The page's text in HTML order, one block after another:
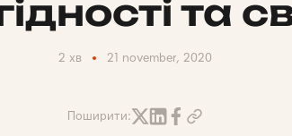
та
2 хв 21 november, 2020
Поширити: